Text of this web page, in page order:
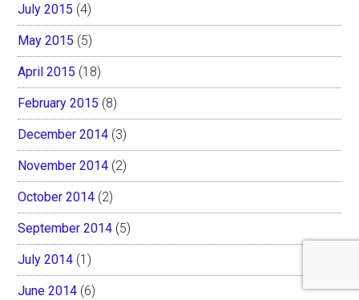
July 2015 (4)
May 2015 (5)
April 2015 (18)
February 2015 (8)
December 2014 (3)
November 2014 (2)
October 2014 (2)
September 2014 (5)
July 2014 (1)
June 2014 (6)